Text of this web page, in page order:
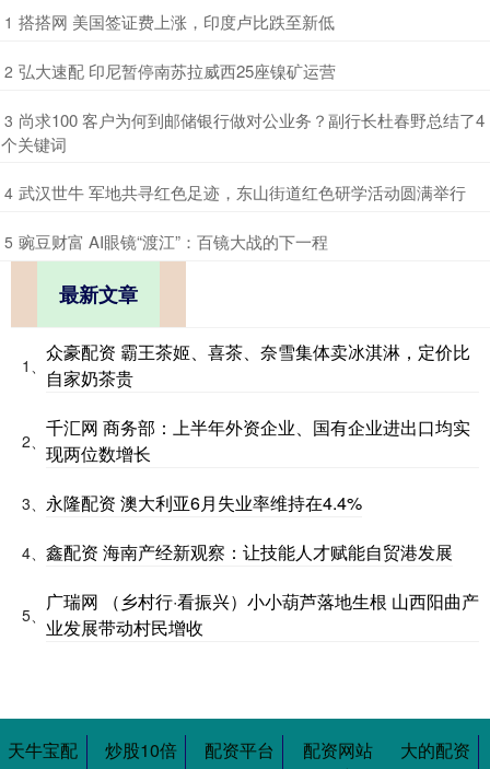
1 ​搭搭网 美国签证费上涨，印度卢比跌至新低
2 ​弘大速配 印尼暂停南苏拉威西25座镍矿运营
3 ​尚求100 客户为何到邮储银行做对公业务？副行长杜春野总结了4
个关键词
4 ​武汉世牛 军地共寻红色足迹，东山街道红色研学活动圆满举行
5 ​豌豆财富 AI眼镜“渡江”：百镜大战的下一程
最新文章
1、
众豪配资 霸王茶姬、喜茶、奈雪集体卖冰淇淋，定价比
自家奶茶贵
2、
千汇网 商务部：上半年外资企业、国有企业进出口均实
现两位数增长
3、 永隆配资 澳大利亚6月失业率维持在4.4%
4、 鑫配资 海南产经新观察：让技能人才赋能自贸港发展
5、
广瑞网 （乡村行·看振兴）小小葫芦落地生根 山西阳曲产
业发展带动村民增收
天牛宝配
炒股10倍
配资平台
配资网站
大的配资